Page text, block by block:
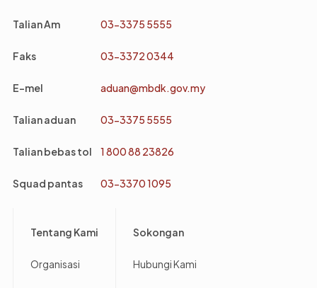
Talian Am 03-3375 5555
Faks 03-3372 0344
E-mel aduan@mbdk.gov.my
Talian aduan 03-3375 5555
Talian bebas tol 1 800 88 23826
Squad pantas 03-3370 1095
Tentang Kami
Organisasi
Sokongan
Hubungi Kami